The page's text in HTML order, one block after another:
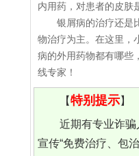
内用药，对患者的皮肤
银屑病的治疗还是
物治疗为主。在这里，
病的外用药物都有哪些
线专家！
【特别提示】
近期有专业诈
宣传“免费治疗、包